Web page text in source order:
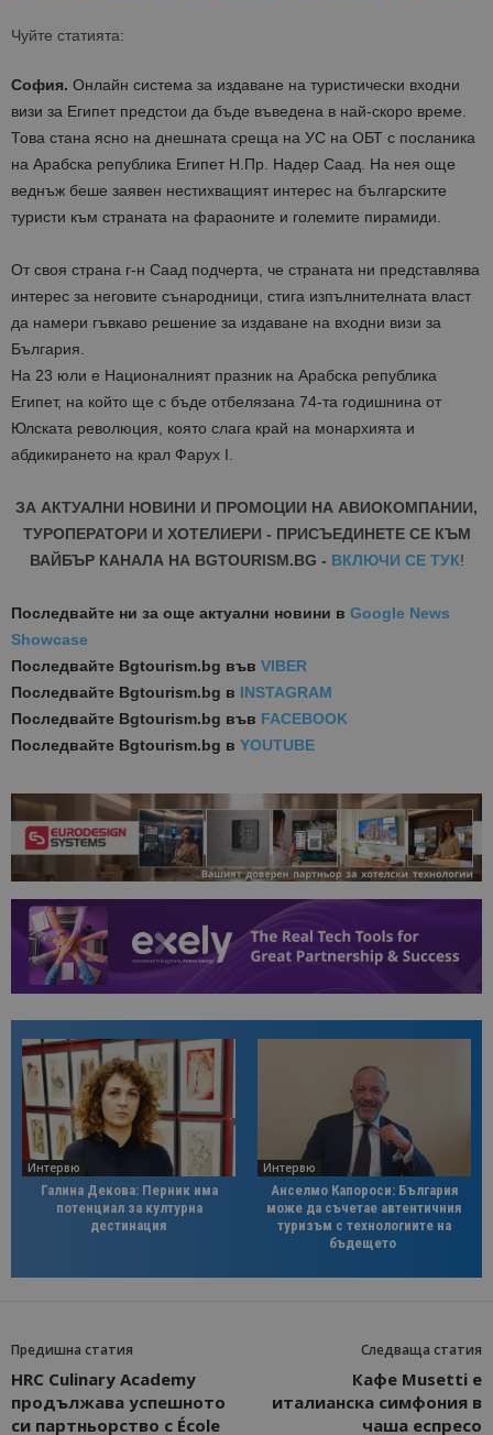
Чуйте статията:
София. Онлайн система за издаване на туристически входни
визи за Египет предстои да бъде въведена в най-скоро време.
Това стана ясно на днешната среща на УС на ОБТ с посланика
на Арабска република Египет Н.Пр. Надер Саад. На нея още
веднъж беше заявен нестихващият интерес на българските
туристи към страната на фараоните и големите пирамиди.
От своя страна г-н Саад подчерта, че страната ни представлява
интерес за неговите сънародници, стига изпълнителната власт
да намери гъвкаво решение за издаване на входни визи за
България.
На 23 юли е Националният празник на Арабска република
Египет, на който ще с бъде отбелязана 74-та годишнина от
Юлската революция, която слага край на монархията и
абдикирането на крал Фарух I.
ЗА АКТУАЛНИ НОВИНИ И ПРОМОЦИИ НА АВИОКОМПАНИИ,
ТУРОПЕРАТОРИ И ХОТЕЛИЕРИ - ПРИСЪЕДИНЕТЕ СЕ КЪМ
ВАЙБЪР КАНАЛА НА BGTOURISM.BG - ВКЛЮЧИ СЕ ТУК!
Последвайте ни за още актуални новини в Google News
Showcase
Последвайте Bgtourism.bg във VIBER
Последвайте Bgtourism.bg в INSTAGRAM
Последвайте Bgtourism.bg във FACEBOOK
Последвайте Bgtourism.bg в YOUTUBE
Интервю
Галина Декова: Перник има
потенциал за културна
дестинация
Интервю
Анселмо Капороси: България
може да съчетае автентичния
туризъм с технологиите на
бъдещето
Предишна статия
HRC Culinary Academy
продължава успешното
си партньорство с École
Следваща статия
Кафе Musetti е
италианска симфония в
чаша еспресо